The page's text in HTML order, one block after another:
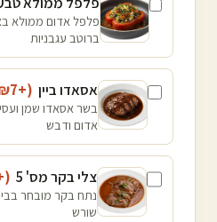
פלפל אדום ממולא
ברוטב עגבניות
אסאדו ביין (+₪
7
בשר אסאדו שמן
אדום ודבש
צלי בקר מס' 5
נתח בקר מובחר
שורש